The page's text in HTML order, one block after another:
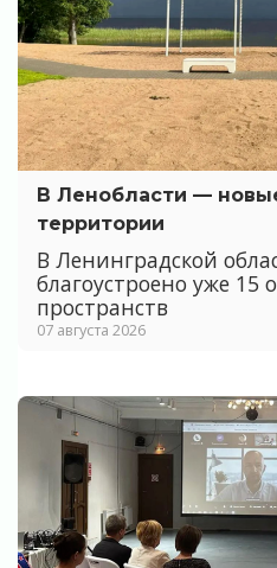
В Ленобласти —
территории
В Ленинградской
благоустроено уже 15
пространств
07 августа 2026